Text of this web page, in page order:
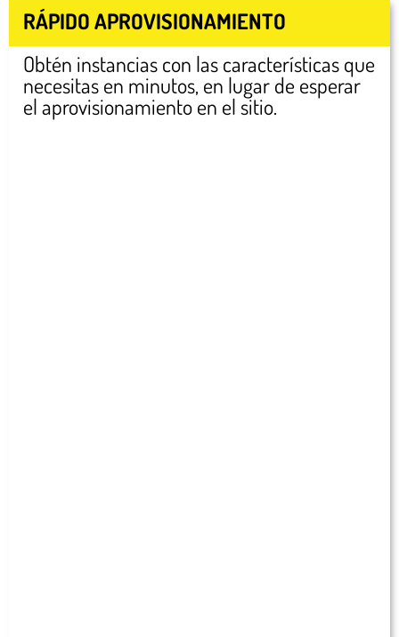
RÁPIDO APROVISIONAMIENTO
Obtén instancias con las características que
necesitas en minutos, en lugar de esperar
el aprovisionamiento en el sitio.